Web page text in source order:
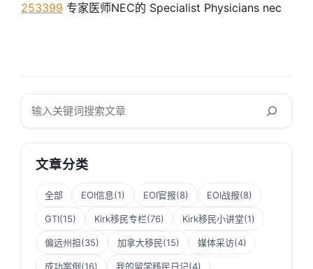
253399 专家医师NEC的 Specialist Physicians nec
搜
文章分类
全部 EOI信息(1) EOI官报(8) EOI战报(8)
GTI(15) Kirk移民专栏(76) Kirk移民小讲堂(1)
偏远州担(35) 加拿大移民(15) 媒体采访(4)
成功案例(16) 我的留学移民日记(4)